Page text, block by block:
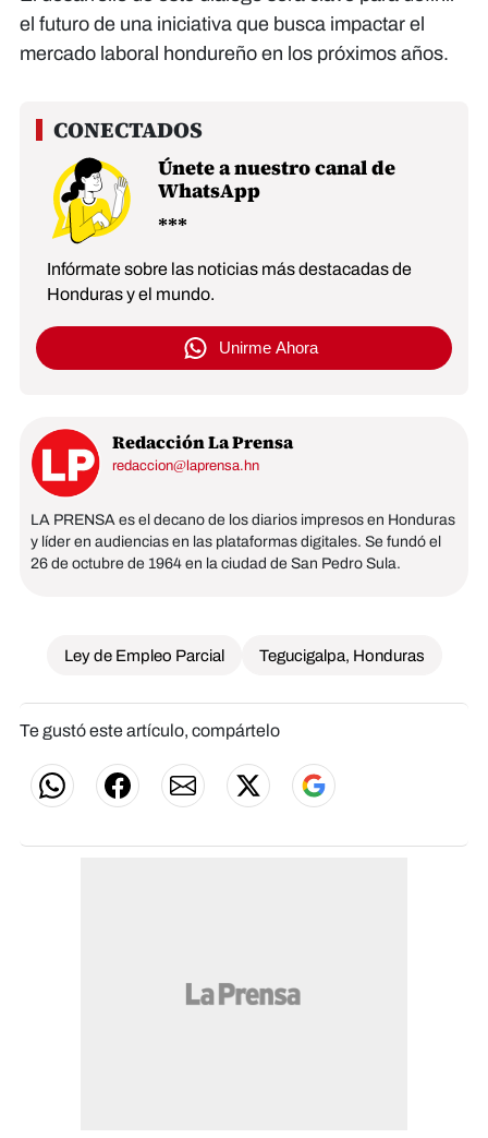
el futuro de una iniciativa que busca impactar el
mercado laboral hondureño en los próximos años.
Únete a nuestro canal de
WhatsApp
Infórmate sobre las noticias más destacadas de
Honduras y el mundo.
Unirme Ahora
Redacción La Prensa
redaccion@laprensa.hn
LA PRENSA es el decano de los diarios impresos en Honduras
y líder en audiencias en las plataformas digitales. Se fundó el
26 de octubre de 1964 en la ciudad de San Pedro Sula.
Ley de Empleo Parcial Tegucigalpa, Honduras
Te gustó este artículo, compártelo